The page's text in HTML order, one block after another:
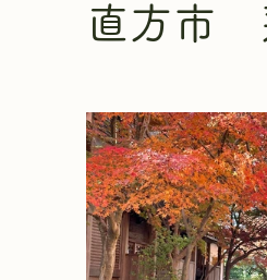
直方市